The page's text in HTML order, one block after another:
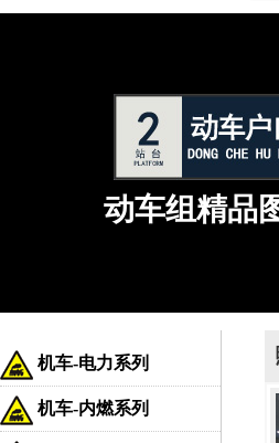
动车组精品
机车-电力系列
机车-内燃系列